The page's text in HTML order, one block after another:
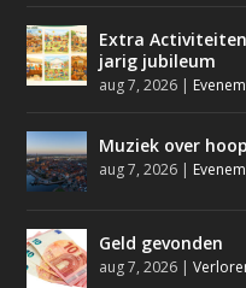
Extra
jarig jubileum
aug 7, 2026 |
Muziek over
aug 7, 2026 |
Geld gevonden
aug 7, 2026 |